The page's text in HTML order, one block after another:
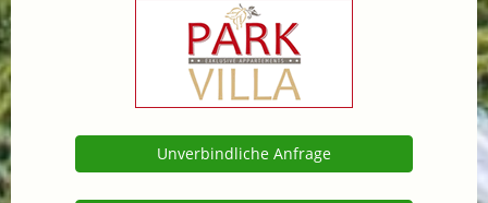
Unverbindliche Anfrage